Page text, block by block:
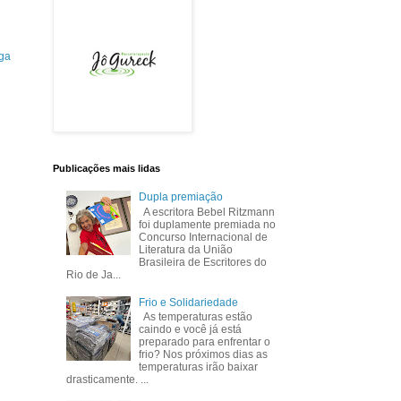
Publicações mais lidas
Dupla premiação
A escritora Bebel Ritzmann
foi duplamente premiada no
Concurso Internacional de
Literatura da União
Brasileira de Escritores do
Rio de Ja...
Frio e Solidariedade
As temperaturas estão
caindo e você já está
preparado para enfrentar o
frio? Nos próximos dias as
temperaturas irão baixar
drasticamente. ...